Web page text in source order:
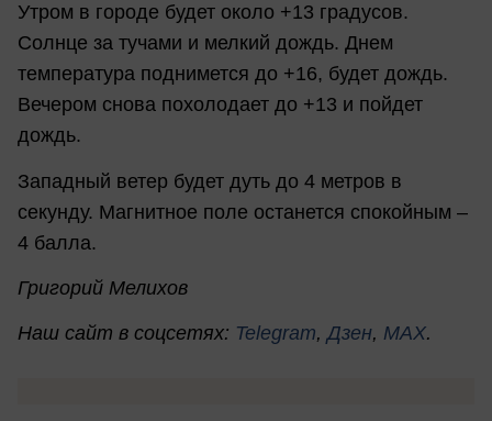
Утром в городе будет около +13 градусов.
Солнце за тучами и мелкий дождь. Днем
температура поднимется до +16, будет дождь.
Вечером снова похолодает до +13 и пойдет
дождь.
Западный ветер будет дуть до 4 метров в
секунду. Магнитное поле останется спокойным –
4 балла.
Григорий Мелихов
Наш сайт в соцсетях: Telegram,Дзен, MAX.